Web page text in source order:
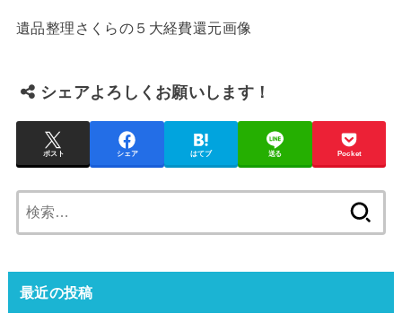
遺品整理さくらの５大経費還元画像
シェアよろしくお願いします！
ポスト シェア はてブ 送る Pocket
索:
最近の投稿